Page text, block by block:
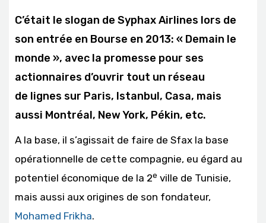
C’était le slogan de Syphax Airlines lors de
son entrée en Bourse en 2013: « Demain le
monde », avec la promesse pour ses
actionnaires d’ouvrir tout un réseau
de lignes sur Paris, Istanbul, Casa, mais
aussi Montréal, New York, Pékin, etc.
A la base, il s’agissait de faire de Sfax la base
opérationnelle de cette compagnie, eu égard au
potentiel économique de la 2e ville de Tunisie,
mais aussi aux origines de son fondateur,
Mohamed Frikha.